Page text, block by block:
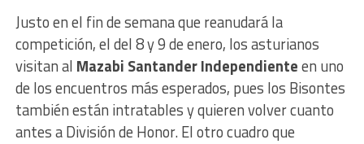
Justo en el fin de semana que reanudará la
competición, el del 8 y 9 de enero, los asturianos
visitan al Mazabi Santander Independienteen uno
de los encuentros más esperados, pues los Bisontes
también están intratables y quieren volver cuanto
antes a División de Honor. El otro cuadro que